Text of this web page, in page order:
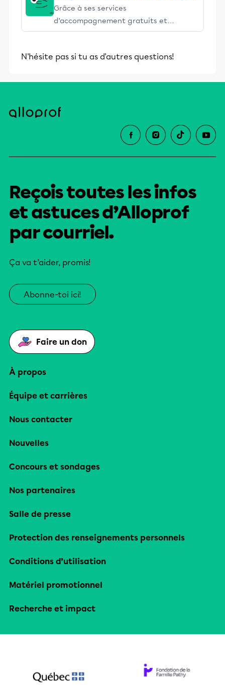
Grâce à ses services
d’accompagnement gratuits et
stimulants, Alloprof engage les élèves
éducative.
N'hésite pas si tu as d'autres questions!
Reçois toutes les infos
et astuces d’Alloprof
par courriel.
Ça va t’aider, promis!
Abonne-toi ici!
Faire un don
À propos
Équipe et carrières
Nous contacter
Nouvelles
Concours et sondages
Nos partenaires
Salle de presse
Protection des renseignements personnels
Conditions d’utilisation
Matériel promotionnel
Recherche et impact